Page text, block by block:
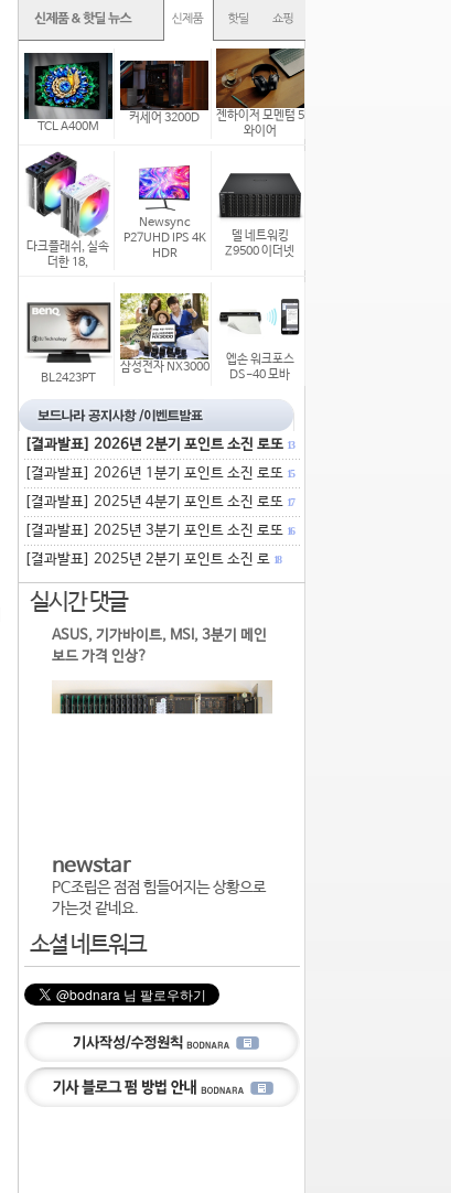
TCL A400M
커세어 3200D
젠하이저 모멘텀 5
와이어
다크플래쉬, 실속
더한 18,
Newsync
P27UHD IPS 4K
HDR
델 네트워킹
Z9500 이더넷
BL2423PT
삼성전자 NX3000
엡손 워크포스
DS-40 모바
[결과발표] 2026년 2분기 포인트 소진 로또 13
[결과발표] 2026년 1분기 포인트 소진 로또 15
[결과발표] 2025년 4분기 포인트 소진 로또 17
[결과발표] 2025년 3분기 포인트 소진 로또 16
[결과발표] 2025년 2분기 포인트 소진 로 18
실시간 댓글
ASUS, 기가바이트, MSI, 3분기 메인
보드 가격 인상?
newstar
PC조립은 점점 힘들어지는 상황으로
가는것 같네요.
소셜 네트워크